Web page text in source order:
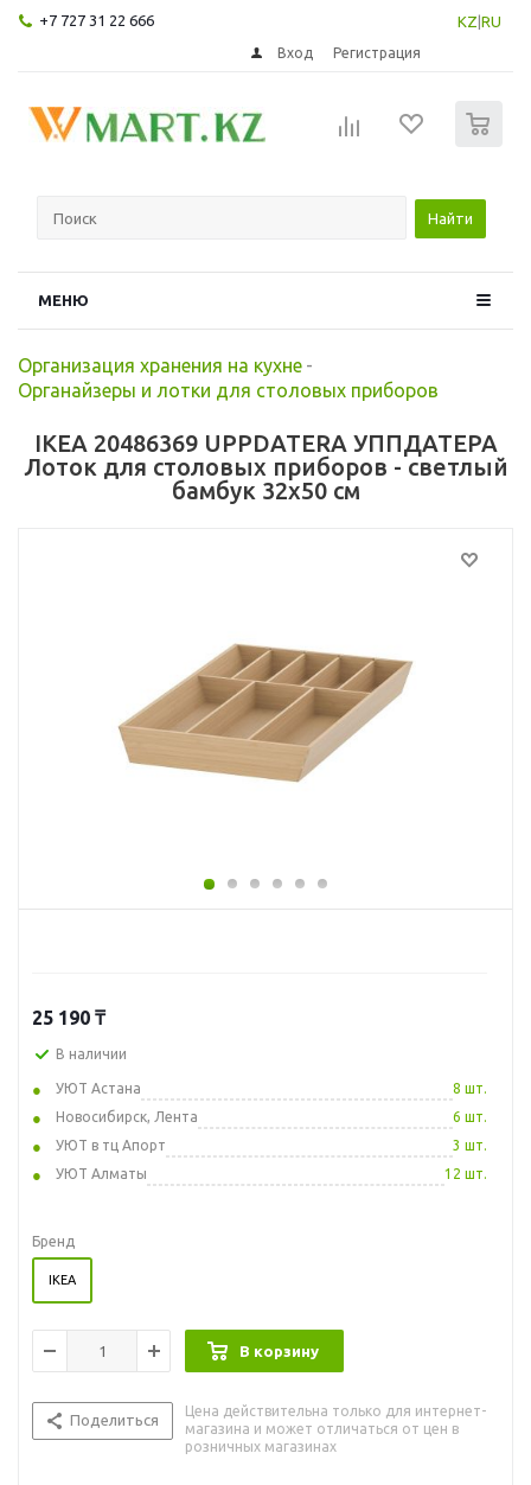
+7 727 31 22 666 KZ RU
Вход Регистрация
Найти
МЕНЮ
Организация хранения на кухне -
Органайзеры и лотки для столовых приборов
IKEA 20486369 UPPDATERA УППДАТЕРА
Лоток для столовых приборов - светлый
бамбук 32x50 см
25 190 ₸
В наличии
УЮТ Астана
8 шт.
Новосибирск, Лента
6 шт.
УЮТ в тц Апорт
3 шт.
УЮТ Алматы
12 шт.
Бренд
IKEA
В корзину
Поделиться
Цена действительна только для интернет-
магазина и может отличаться от цен в
розничных магазинах